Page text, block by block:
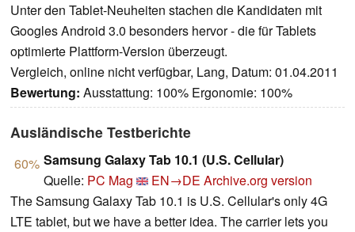
Unter den Tablet-Neuheiten stachen die Kandidaten mit
Googles Android 3.0 besonders hervor - die für Tablets
optimierte Plattform-Version überzeugt.
Vergleich, online nicht verfügbar, Lang, Datum: 01.04.2011
Bewertung: Ausstattung: 100% Ergonomie: 100%
Ausländische Testberichte
60% Samsung Galaxy Tab 10.1 (U.S. Cellular)
Quelle: PC Mag EN→DE Archive.org version
The Samsung Galaxy Tab 10.1 is U.S. Cellular's only 4G
LTE tablet, but we have a better idea. The carrier lets you